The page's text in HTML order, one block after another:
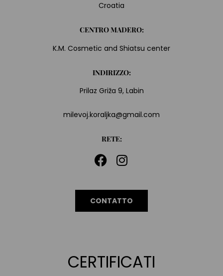
Croatia
CENTRO MADERO:
K.M. Cosmetic and Shiatsu center
INDIRIZZO:
Prilaz Griža 9, Labin
milevoj.koraljka@gmail.com
RETE:
CONTATTO
CERTIFICATI